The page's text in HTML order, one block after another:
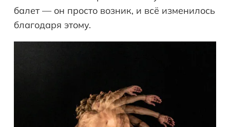
балет — он просто возник, и всё изменилось
благодаря этому.